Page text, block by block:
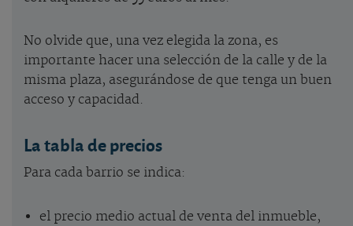
No olvide que, una vez elegida la zona, es
importante hacer una selección de la calle y de la
misma plaza, asegurándose de que tenga un buen
acceso y capacidad.
La tabla de precios
Para cada barrio se indica:
el precio medio actual de venta del inmueble,